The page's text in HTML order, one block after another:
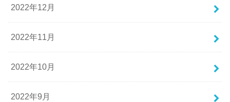
2022年12月
2022年11月
2022年10月
2022年9月